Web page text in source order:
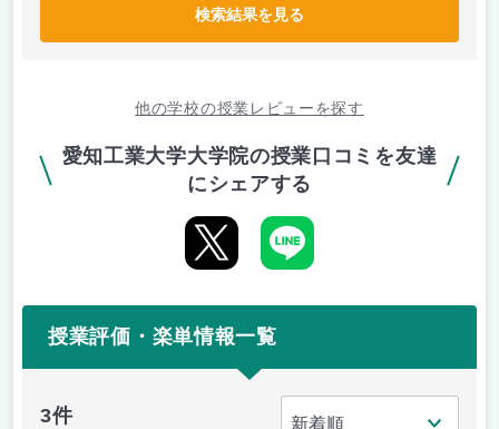
検索結果を見る
他の学校の授業レビューを探す
愛知工業大学大学院の授業口コミを友達
にシェアする
授業評価・楽単情報一覧
3件